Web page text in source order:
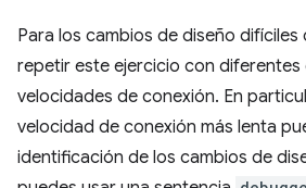
Para los cambios de diseño
repetir este ejercicio con diferentes
velocidades de conexión. En
velocidad de conexión más lenta
identificación de los cambios de